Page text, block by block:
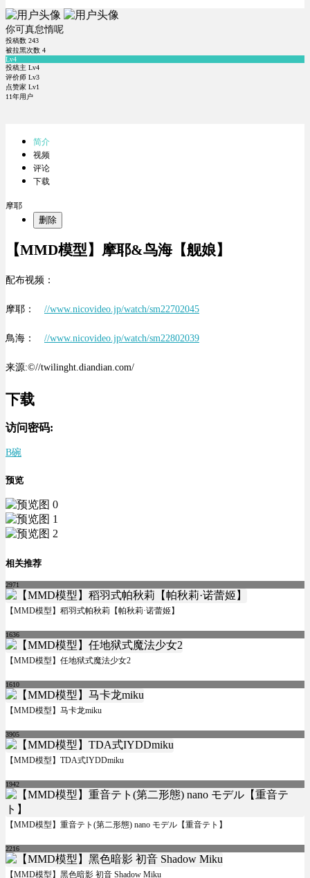
你可真怠惰呢
投稿数 243
被拉黑次数 4
Lv4
投稿主 Lv4
评价师 Lv3
点赞家 Lv1
11年用户
简介
视频
评论
下载
摩耶
删除
【MMD模型】摩耶&鸟海【舰娘】
配布视频：
摩耶： //www.nicovideo.jp/watch/sm22702045
鳥海： //www.nicovideo.jp/watch/sm22802039
来源:©//twilinght.diandian.com/
下载
访问密码:
B碗
预览
相关推荐
2971
【MMD模型】稻羽式帕秋莉【帕秋莉·诺蕾姬】
1636
【MMD模型】任地狱式魔法少女2
1610
【MMD模型】马卡龙miku
3905
【MMD模型】TDA式IYDDmiku
1942
【MMD模型】重音テト(第二形態) nano モデル【重音テト】
2216
【MMD模型】黑色暗影 初音 Shadow Miku